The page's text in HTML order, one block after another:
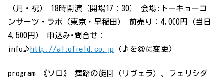
（月・祝） 18時開演（開場17：30） 会場:トーキョーコ
ンサーツ・ラボ（東京・早稲田） 前売り：4,000円（当日
4,500円） 申込み･問合せ：
info♪ http://altofield.co.jp （♪を＠に変更)
program 《ソロ》 舞踏の旋回（リヴェラ）、フェリシダ